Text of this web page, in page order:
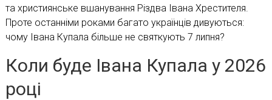
та християнське вшанування Різдва Івана Хрестителя.
Проте останніми роками багато українців дивуються:
чому Івана Купала більше не святкують 7 липня?
Коли буде Івана Купала у 2026
році